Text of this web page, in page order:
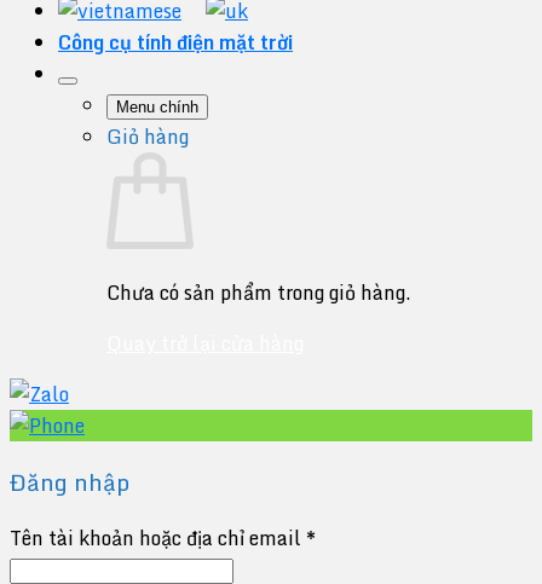
Công cụ tính điện mặt trời
Menu chính
Giỏ hàng
Chưa có sản phẩm trong giỏ hàng.
Đăng nhập
Tên tài khoản hoặc địa chỉ email *